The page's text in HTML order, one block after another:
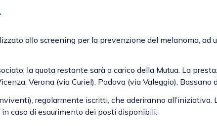
allo screening per la prevenzione del melanoma, ad
la quota restante sarà a carico della Mutua. La
Verona (via Curiel), Padova (via Valeggio), Bassano
regolarmente iscritti, che aderiranno all’iniziativa.
caso di esaurimento dei posti disponibili.